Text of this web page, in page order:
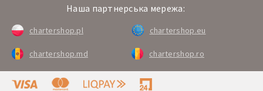
Наша партнерська мережа:
chartershop.pl chartershop.eu
chartershop.md chartershop.ro